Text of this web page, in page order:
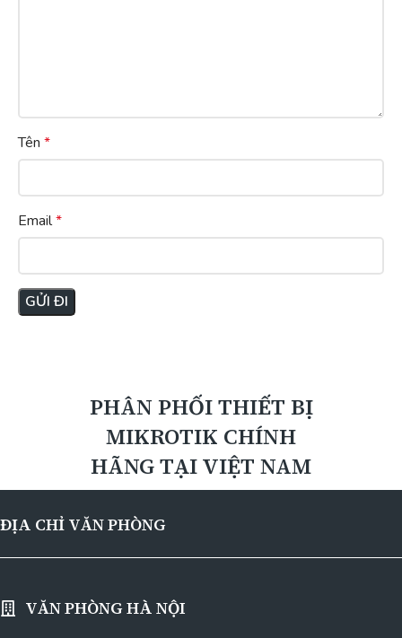
Tên *
Email*
PHÂN PHỐI THIẾT BỊ
MIKROTIK CHÍNH
HÃNG TẠI VIỆT NAM
ĐỊA CHỈ VĂN PHÒNG
VĂN PHÒNG HÀ NỘI